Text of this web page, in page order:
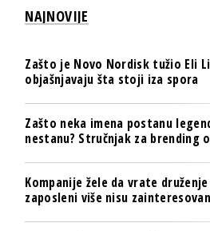
NAJNOVIJE
Zašto je Novo Nordisk tužio Eli
objašnjavaju šta stoji iza spora
Zašto neka imena postanu
nestanu? Stručnjak za brending
Kompanije žele da vrate
zaposleni više nisu